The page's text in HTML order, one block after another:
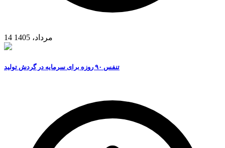
14 مرداد، 1405
تنفس ۹۰ روزه برای سرمایه در گردش تولید